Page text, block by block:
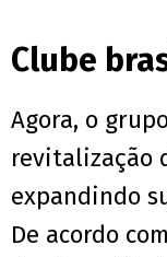
Clube
Agora, o
revitalização
expandindo
De acordo